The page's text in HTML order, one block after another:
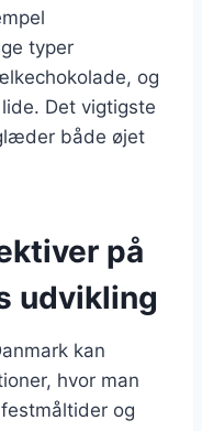
typer
og
Det vigtigste
både øjet
på
udvikling
kan
hvor man
og